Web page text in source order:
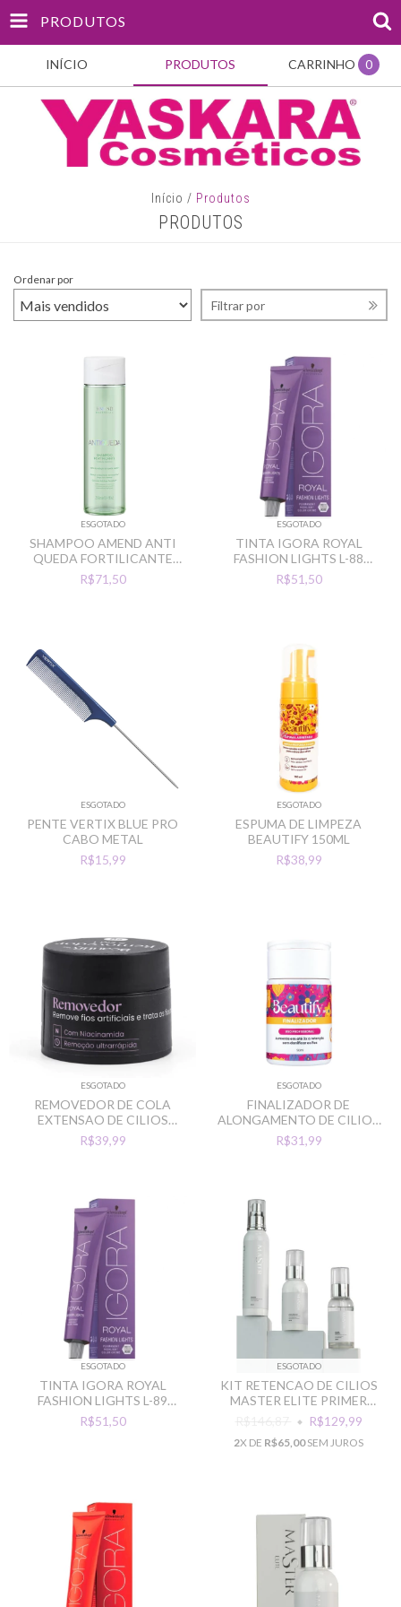
PRODUTOS
INÍCIO PRODUTOS CARRINHO 0
Início / Produtos
PRODUTOS
Ordenar por
Filtrar por
ESGOTADO
SHAMPOO AMEND ANTI
QUEDA FORTILICANTE
250ML
R$71,50
ESGOTADO
TINTA IGORA ROYAL
FASHION LIGHTS L-88
VERMELHO INTENSO
R$51,50
ESGOTADO
PENTE VERTIX BLUE PRO
CABO METAL
R$15,99
ESGOTADO
ESPUMA DE LIMPEZA
BEAUTIFY 150ML
R$38,99
ESGOTADO
REMOVEDOR DE COLA
EXTENSAO DE CILIOS
BEAUTIFY CREAM 5G
R$39,99
ESGOTADO
FINALIZADOR DE
ALONGAMENTO DE CILIOS
BEAUTIFY 50ML
R$31,99
ESGOTADO
TINTA IGORA ROYAL
FASHION LIGHTS L-89
VERMELHO VIOLETA
R$51,50
ESGOTADO
KIT RETENCAO DE CILIOS
MASTER ELITE PRIMER
ACQUA FINALIZADOR
R$146,87 R$129,99
2X DE R$65,00SEM JUROS